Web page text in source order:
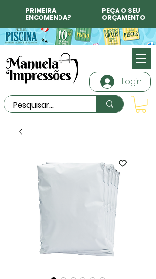
PRIMEIRA
ENCOMENDA?
PEÇA O SEU
ORÇAMENTO
Login